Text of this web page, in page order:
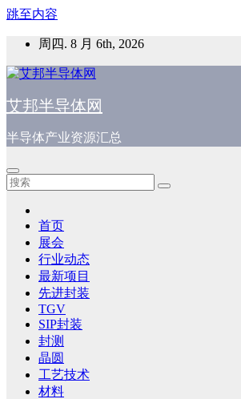
跳至内容
周四. 8 月 6th, 2026
艾邦半导体网
半导体产业资源汇总
首页
展会
行业动态
最新项目
先进封装
TGV
SIP封装
封测
晶圆
工艺技术
材料